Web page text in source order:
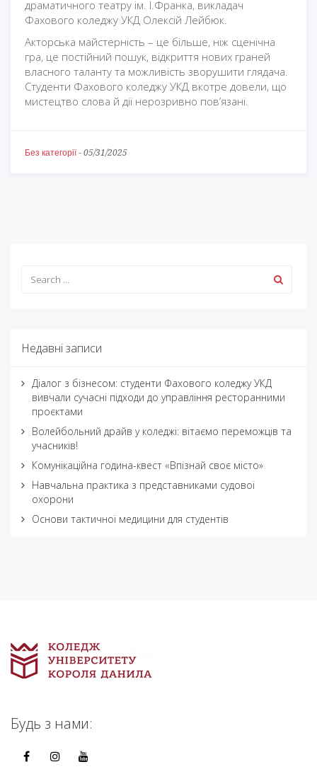
драматичного театру ім. І.Франка, викладач
Фахового коледжу УКД Олексій Лейбюк.
Акторська майстерність – це більше, ніж сценічна
гра, це постійний пошук, відкриття нових граней
власного таланту та можливість зворушити глядача.
Студенти Фахового коледжу УКД вкотре довели, що
мистецтво слова й дії нерозривно пов’язані.
Без категорії- 05/31/2025
Недавні записи
Діалог з бізнесом: студенти Фахового коледжу УКД
вивчали сучасні підходи до управління ресторанними
проєктами
Волейбольний драйв у коледжі: вітаємо переможців та
учасників!
Комунікаційна година-квест «Впізнай своє місто»
Навчальна практика з представниками судової
охорони
Основи тактичної медицини для студентів
Будь з нами: